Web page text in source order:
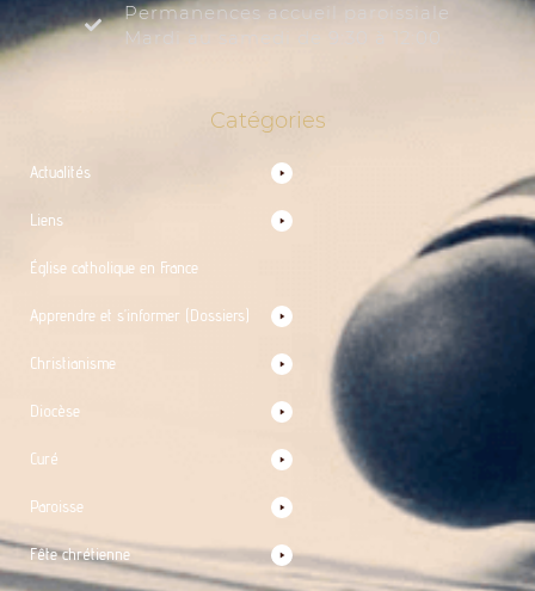
Permanences accueil paroissiale
Mardi au samedi de 9:30 à 12:00
Catégories
Actualités
Liens
Église catholique en France
Apprendre et s’informer (Dossiers)
Christianisme
Diocèse
Curé
Paroisse
Fête chrétienne